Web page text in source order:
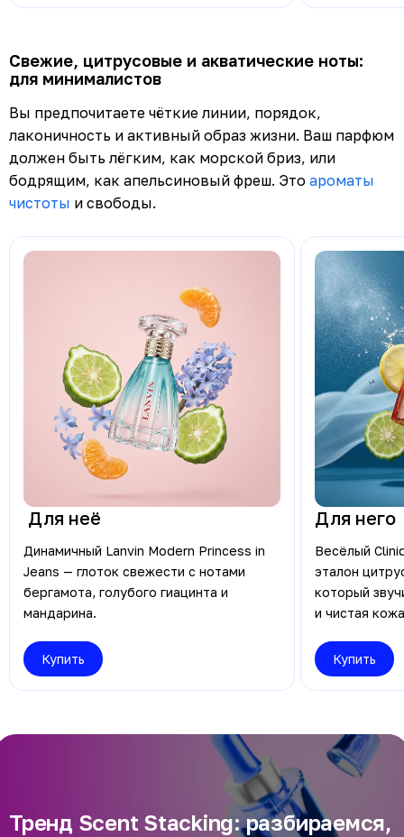
Свежие, цитрусовые и акватические ноты:
для минималистов
Вы предпочитаете чёткие линии, порядок,
лаконичность и активный образ жизни. Ваш парфюм
должен быть лёгким, как морской бриз, или
бодрящим, как апельсиновый фреш. Это ароматы
чистоты и свободы.
Для неё
Динамичный Lanvin Modern Princess in
Jeans — глоток свежести с нотами
бергамота, голубого гиацинта и
мандарина.
Купить
Для него
Весёлый
эталон
который
и чистая
Купить
Тренд Scent Stacking: разбираемся,